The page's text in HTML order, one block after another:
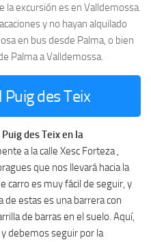
la excursión es en Valldemossa.
y no hayan alquilado
en bus desde Palma, o bien
Palma a Valldemossa.
des Teix
des Teix en la
a la calle Xesc Forteza ,
que nos llevará hacia la
carro es muy fácil de seguir, y
estas es una barrera con
de barras en el suelo. Aquí,
debemos seguir por la